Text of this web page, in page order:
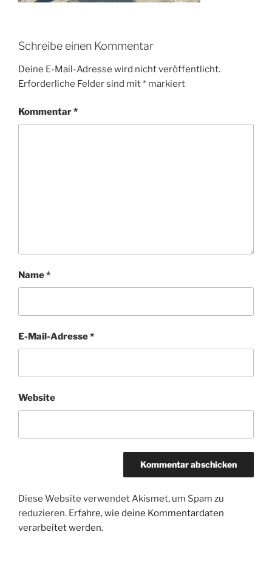
Schreibe einen Kommentar
Deine E-Mail-Adresse wird nicht veröffentlicht.
Erforderliche Felder sind mit* markiert
Kommentar*
Name*
E-Mail-Adresse*
Website
Diese Website verwendet Akismet, um Spam zu
reduzieren. Erfahre, wie deine Kommentardaten
verarbeitet werden.